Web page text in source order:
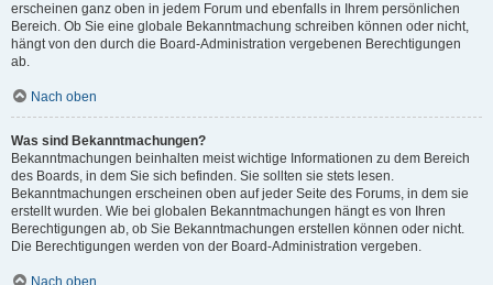
erscheinen ganz oben in jedem Forum und ebenfalls in Ihrem persönlichen
Bereich. Ob Sie eine globale Bekanntmachung schreiben können oder nicht,
hängt von den durch die Board-Administration vergebenen Berechtigungen
ab.
Nach oben
Was sind Bekanntmachungen?
Bekanntmachungen beinhalten meist wichtige Informationen zu dem Bereich
des Boards, in dem Sie sich befinden. Sie sollten sie stets lesen.
Bekanntmachungen erscheinen oben auf jeder Seite des Forums, in dem sie
erstellt wurden. Wie bei globalen Bekanntmachungen hängt es von Ihren
Berechtigungen ab, ob Sie Bekanntmachungen erstellen können oder nicht.
Die Berechtigungen werden von der Board-Administration vergeben.
Nach oben